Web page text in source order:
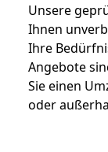
Unsere
Ihnen
Ihre
Angebote
Sie einen
oder